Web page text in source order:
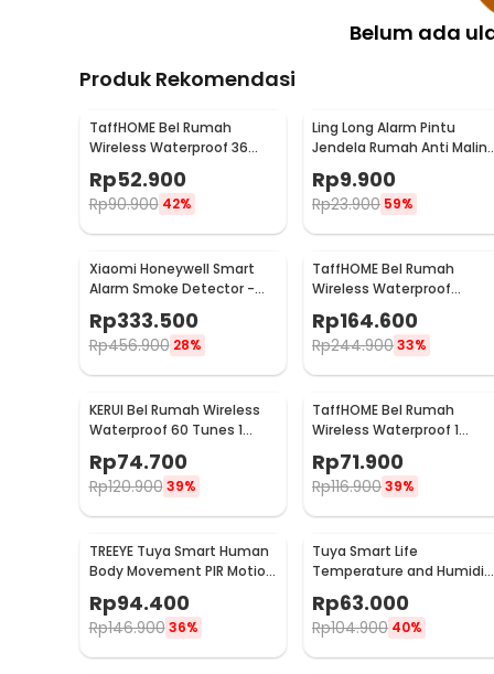
Belum ada
Produk Rekomendasi
TaffHOME Bel Rumah
Wireless Waterproof 36
Rp52.900
Rp90.900 42%
Ling Long Alarm Pintu
Jendela Rumah Anti
YL-323
Rp9.900
Rp23.900 59%
Xiaomi Honeywell Smart
Alarm Smoke Detector -
JTYJ-GD-03MI/BB
Rp333.500
Rp456.900 28%
TaffHOME Bel Rumah
Wireless Waterproof
Doorbells 59 Nada 2 PCS
Receiver - A101/A101-2
Rp164.600
Rp244.90033%
KERUI Bel Rumah Wireless
Waterproof 60 Tunes 1
Rp74.700
Rp120.900 39%
TaffHOME Bel Rumah
Wireless Waterproof 1
Rp71.900
Rp116.90039%
TREEYE Tuya Smart Human
Body Movement PIR Motion
Rp94.400
Rp146.900 36%
Tuya Smart Life
Temperature and Humidity
Sensor Real Time WiFi - TY-
03
Rp63.000
Rp104.900 40%